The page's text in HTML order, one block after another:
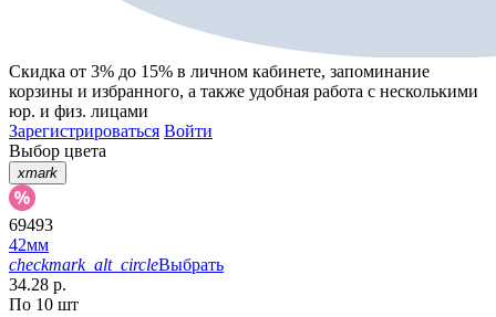
Скидка от 3% до 15% в личном кабинете, запоминание
корзины и избранного, а также удобная работа с несколькими
юр. и физ. лицами
Зарегистрироваться Войти
Выбор цвета
xmark
69493
42мм
checkmark_alt_circleВыбрать
34.28 р.
По 10 шт